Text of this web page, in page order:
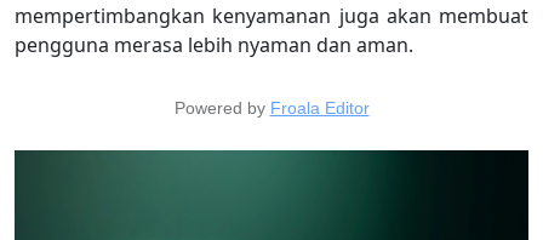
mempertimbangkan kenyamanan juga akan membuat
pengguna merasa lebih nyaman dan aman.
Powered by Froala Editor